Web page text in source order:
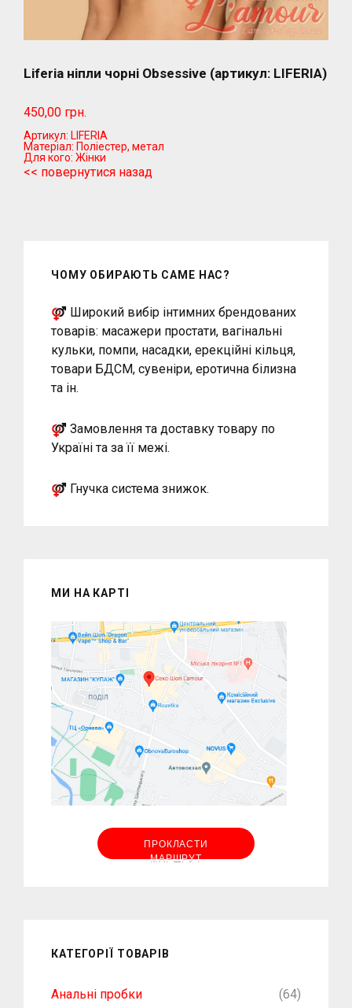
Liferia ніпли чорні Obsessive (артикул: LIFERIA)
450,00 грн.
Артикул: LIFERIA
Матеріал: Поліестер, метал
Для кого: Жінки
<< повернутися назад
ЧОМУ ОБИРАЮТЬ САМЕ НАС?
Широкий вибір інтимних брендованих
товарів: масажери простати, вагінальні
кульки, помпи, насадки, ерекційні кільця,
товари БДСМ, сувеніри, еротична білизна
та ін.
Замовлення та доставку товару по
Україні та за її межі.
Гнучка система знижок.
МИ НА КАРТІ
ПРОКЛАСТИ
МАРШРУТ
КАТЕГОРІЇ ТОВАРІВ
Анальні пробки (64)